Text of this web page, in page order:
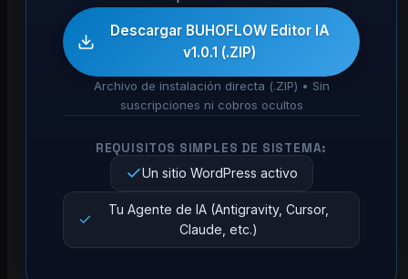
Descargar BUHOFLOW Editor IA
v1.0.1 (.ZIP)
Archivo de instalación directa (.ZIP) • Sin
suscripciones ni cobros ocultos
REQUISITOS SIMPLES DE SISTEMA:
Un sitio WordPress activo
Tu Agente de IA (Antigravity, Cursor,
Claude, etc.)